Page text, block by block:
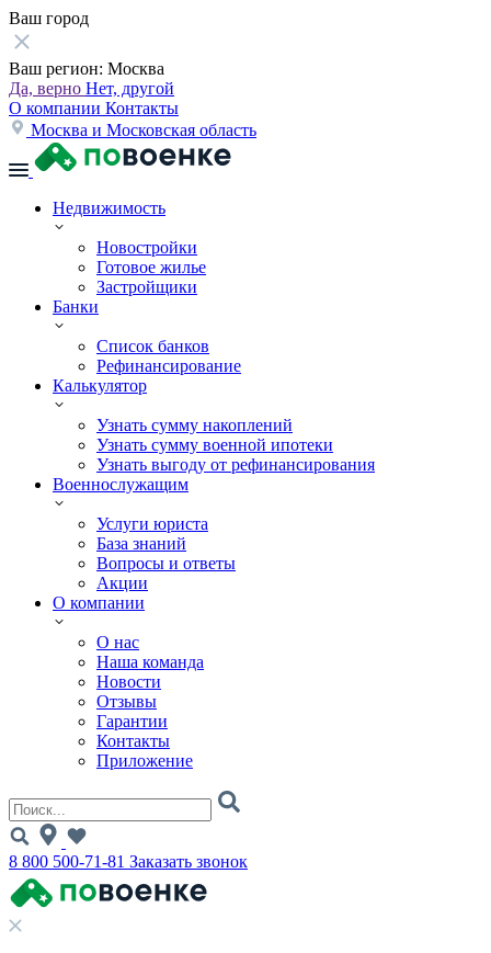
Ваш город
Ваш регион: Москва
Да, верно Нет, другой
О компании Контакты
Москва и Московская область
Недвижимость
Новостройки
Готовое жилье
Застройщики
Банки
Список банков
Рефинансирование
Калькулятор
Узнать сумму накоплений
Узнать сумму военной ипотеки
Узнать выгоду от рефинансирования
Военнослужащим
Услуги юриста
База знаний
Вопросы и ответы
Акции
О компании
О нас
Наша команда
Новости
Отзывы
Гарантии
Контакты
Приложение
8 800 500-71-81 Заказать звонок